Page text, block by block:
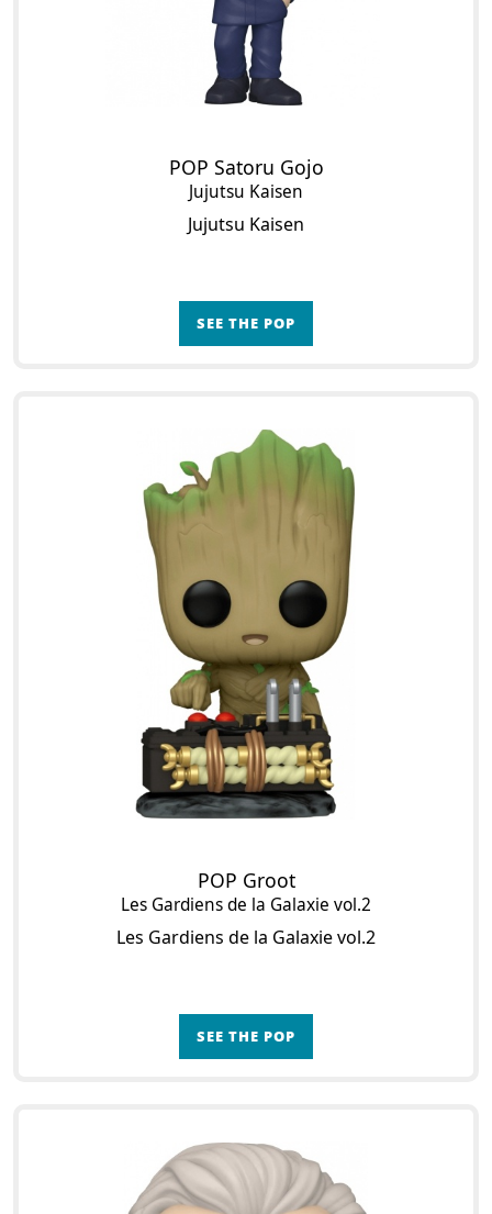
POP Satoru Gojo
Jujutsu Kaisen
Jujutsu Kaisen
SEE THE POP
POP Groot
Les Gardiens de la Galaxie vol.2
Les Gardiens de la Galaxie vol.2
SEE THE POP